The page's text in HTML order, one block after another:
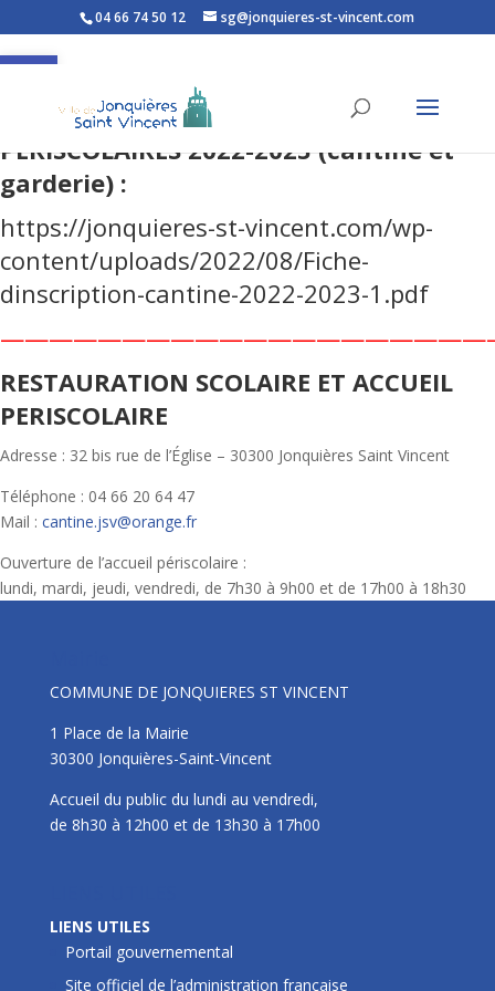
Ouvrir la barre d’outils
04 66 74 50 12 sg@jonquieres-st-vincent.com
FICHE D’INSCRIPTION AUX SERVICES
PERISCOLAIRES 2022-2023 (cantine et
garderie) :
https://jonquieres-st-vincent.com/wp-
content/uploads/2022/08/Fiche-
dinscription-cantine-2022-2023-1.pdf
RESTAURATION SCOLAIRE ET ACCUEIL
PERISCOLAIRE
Adresse : 32 bis rue de l’Église – 30300 Jonquières Saint Vincent
Téléphone : 04 66 20 64 47
Mail : cantine.jsv@orange.fr
Ouverture de l’accueil périscolaire :
lundi, mardi, jeudi, vendredi, de 7h30 à 9h00 et de 17h00 à 18h30
COMMUNE DE JONQUIERES ST VINCENT
1 Place de la Mairie
30300 Jonquières-Saint-Vincent
Accueil du public du lundi au vendredi,
de 8h30 à 12h00 et de 13h30 à 17h00
LIENS UTILES
Portail gouvernemental
Site officiel de l’administration française